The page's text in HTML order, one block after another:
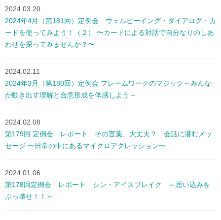
2024.03.20
2024年4月（第181回）定例会 ウェルビーイング・ダイアログ・カ
ードを使ってみよう！（２） 〜カードによる対話で自分なりのしあ
わせを探ってみませんか？〜
2024.02.11
2024年3月（第180回）定例会 フレームワークのマジック～みんな
が動き出す理解と合意形成を体感しよう～
2024.02.08
第179回 定例会 レポート その言葉、大丈夫？ 会話に潜むメッ
セージ 〜日常の中にあるマイクロアグレッション〜
2024.01.06
第178回定例会 レポート シン・アイスブレイク ～思い込みを
ぶっ壊せ！！～